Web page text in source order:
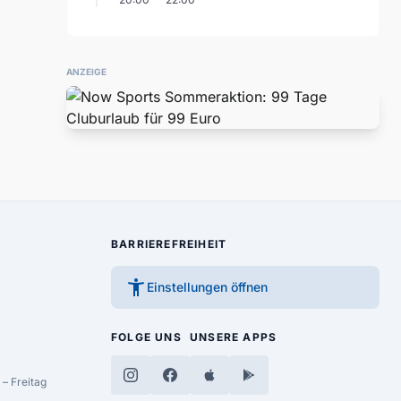
ANZEIGE
Freitag
BARRIEREFREIHEIT
accessibility_new Einstellungen öffnen
FOLGE UNS UNSERE APPS